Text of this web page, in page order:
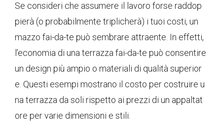
Se consideri che assumere il lavoro forse raddop
pierà (o probabilmente triplicherà) i tuoi costi, un
mazzo fai-da-te può sembrare attraente. In effetti,
l’economia di una terrazza fai-da-te può consentire
un design più ampio o materiali di qualità superior
e. Questi esempi mostrano il costo per costruire u
na terrazza da soli rispetto ai prezzi di un appaltat
ore per varie dimensioni e stili.